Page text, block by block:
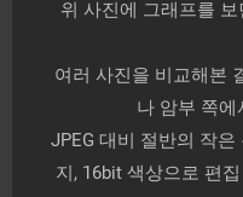
위 사진에 그래프를
여러 사진을 비교해본
나 암부 쪽에
JPEG 대비 절반의 작
지, 16bit 색상으로 편